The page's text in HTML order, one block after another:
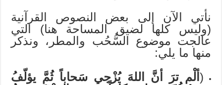
نأتي الآن إلى بعض النصوص القرآنية
(وليس كلها لضيق المساحة هنا) التي
عالجت موضوع السُّحُب والمطر، ونذكر
منها ما يلي:
( ألْم ترَ أنَّ اللهَ يُزْجي سَحاباً ثُمَّ يؤلّفُ